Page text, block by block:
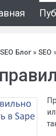
SEO Блог» SEO